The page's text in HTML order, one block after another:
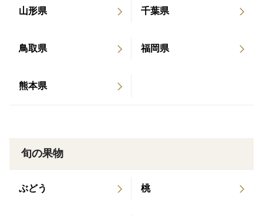
山形県 千葉県
鳥取県 福岡県
熊本県
旬の果物
ぶどう 桃